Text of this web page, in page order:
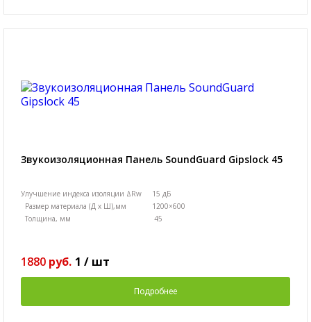
Звукоизоляционная Панель SoundGuard Gipslock 45
Улучшение индекса изоляции ΔRw
15 дБ
Размер материала (Д х Ш),мм
1200×600
Толщина, мм
45
1880 руб. 1 / шт
Подробнее